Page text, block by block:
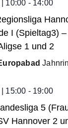
10:00 - 14:00
I (Spieltag3)
1 und 2
15:00 - 19:00
5
Hannover 2